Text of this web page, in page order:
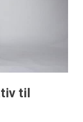
til